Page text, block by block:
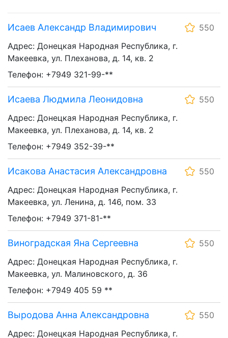
Исаев Александр Владимирович
550
Адрес: Донецкая Народная Республика, г.
Макеевка, ул. Плеханова, д. 14, кв. 2
Телефон: +7949 321-99-**
Исаева Людмила Леонидовна
550
Адрес: Донецкая Народная Республика, г.
Макеевка, ул. Плеханова, д. 14, кв. 2
Телефон: +7949 352-39-**
Исакова Анастасия Александровна
550
Адрес: Донецкая Народная Республика, г.
Макеевка, ул. Ленина, д. 146, пом. 33
Телефон: +7949 371-81-**
Виноградская Яна Сергеевна
550
Адрес: Донецкая Народная Республика, г.
Макеевка, ул. Малиновского, д. 36
Телефон: +7949 405 59 **
Выродова Анна Александровна
550
Адрес: Донецкая Народная Республика, г.